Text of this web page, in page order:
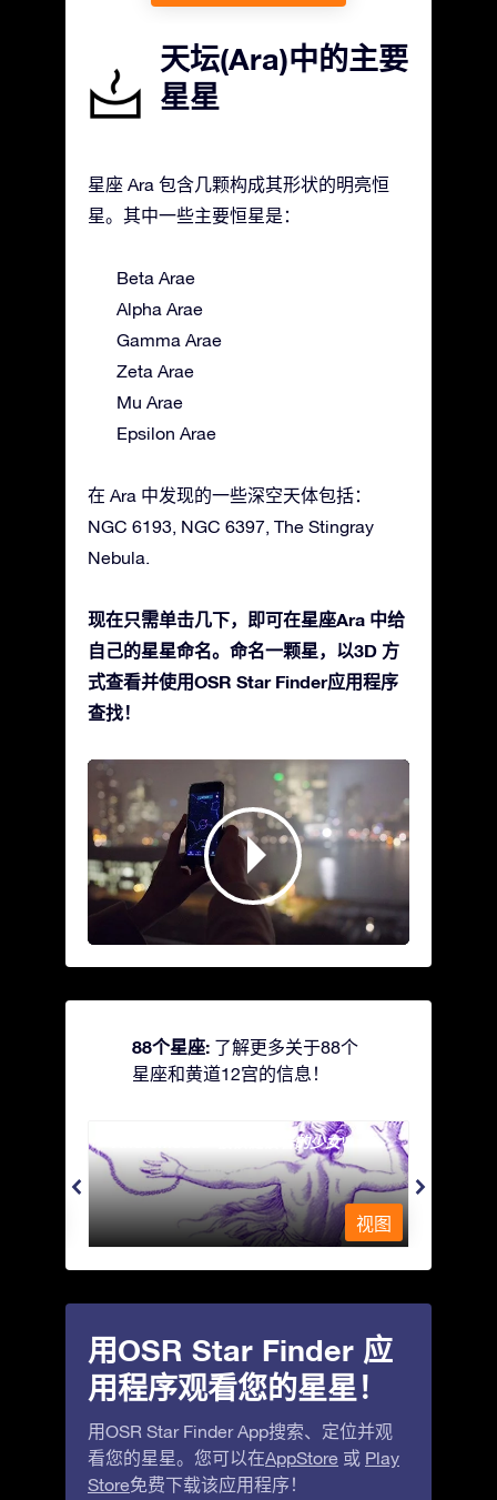
天坛(Ara)中的主要
星星
星座 Ara 包含几颗构成其形状的明亮恒
星。其中一些主要恒星是：
Beta Arae
Alpha Arae
Gamma Arae
Zeta Arae
Mu Arae
Epsilon Arae
在 Ara 中发现的一些深空天体包括：
NGC 6193, NGC 6397, The Stingray
Nebula.
现在只需单击几下，即可在星座Ara 中给
自己的星星命名。命名一颗星，以3D 方
式查看并使用OSR Star Finder应用程序
查找！
88个星座: 了解更多关于88个
星座和黄道12宫的信息！
Andromeda - 被铁链锁着的少女
视图
用OSR Star Finder 应
用程序观看您的星星！
用OSR Star Finder App搜索、定位并观
看您的星星。您可以在AppStore 或 Play
Store免费下载该应用程序！